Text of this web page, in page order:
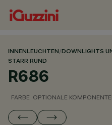
INNENLEUCHTEN/DOWNLIGHTS
STARR RUND
R686
FARBE OPTIONALE